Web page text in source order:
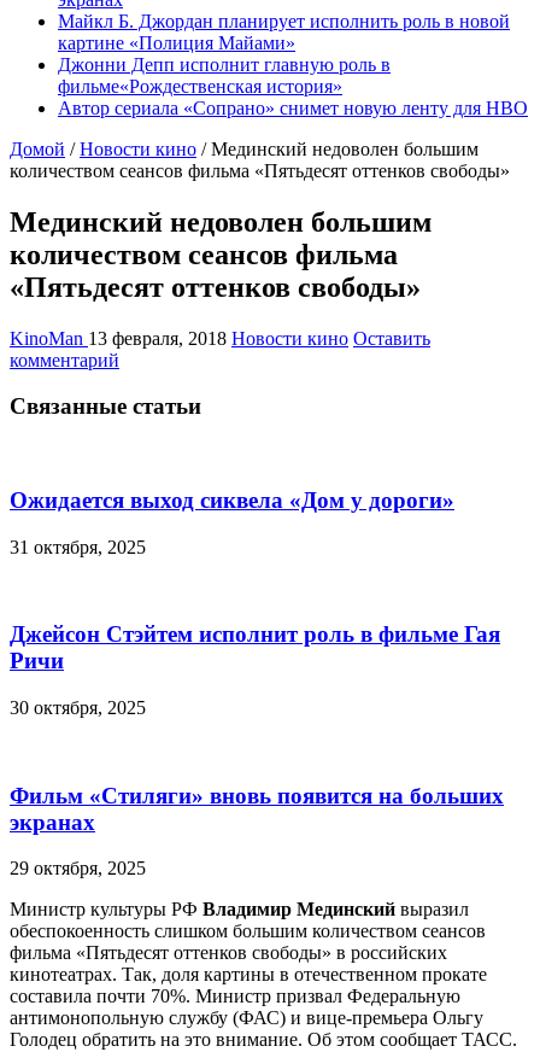
Майкл Б. Джордан планирует исполнить роль в новой
картине «Полиция Майами»
Джонни Депп исполнит главную роль в
фильме«Рождественская история»
Автор сериала «Сопрано» снимет новую ленту для HBO
Домой / Новости кино / Мединский недоволен большим
количеством сеансов фильма «Пятьдесят оттенков свободы»
Мединский недоволен большим
количеством сеансов фильма
«Пятьдесят оттенков свободы»
KinoMan 13 февраля, 2018 Новости кино Оставить
комментарий
Связанные статьи
Ожидается выход сиквела «Дом у дороги»
31 октября, 2025
Джейсон Стэйтем исполнит роль в фильме Гая
Ричи
30 октября, 2025
Фильм «Стиляги» вновь появится на больших
экранах
29 октября, 2025
Министр культуры РФ Владимир Мединский выразил
обеспокоенность слишком большим количеством сеансов
фильма «Пятьдесят оттенков свободы» в российских
кинотеатрах. Так, доля картины в отечественном прокате
составила почти 70%. Министр призвал Федеральную
антимонопольную службу (ФАС) и вице-премьера Ольгу
Голодец обратить на это внимание. Об этом сообщает ТАСС.